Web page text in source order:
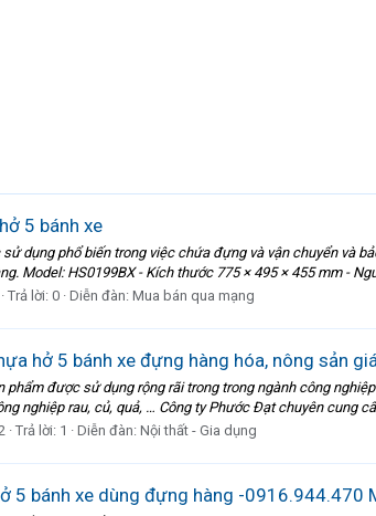
5 bánh xe
dụng phổ biến trong việc chứa đựng và vận chuyển và
Model: HS0199BX - Kích thước 775 × 495 × 455 mm -
Trả lời: 0 Diễn đàn: Mua bán qua mạng
hở 5 bánh xe đựng hàng hóa, nông sản
phẩm được sử dụng rộng rãi trong trong ngành công
nghiệp rau, củ, quả, … Công ty Phước Đạt chuyên cung
Trả lời: 1 Diễn đàn: Nội thất - Gia dụng
5 bánh xe dùng đựng hàng -0916.944.470